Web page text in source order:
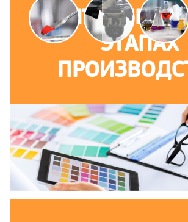
КОНТРОЛЬ НА
ЭТАПАХ